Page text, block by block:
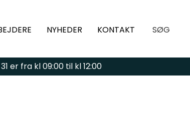
NYHEDER KONTAKT SØG
er fra kl 09:00 til kl 12:00